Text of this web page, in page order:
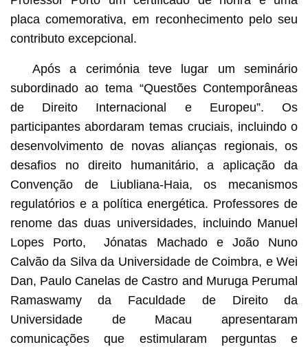
placa comemorativa, em reconhecimento pelo seu
contributo excepcional.
Após a cerimónia teve lugar um seminário
subordinado ao tema “Questões Contemporâneas
de Direito Internacional e Europeu”. Os
participantes abordaram temas cruciais, incluindo o
desenvolvimento de novas alianças regionais, os
desafios no direito humanitário, a aplicação da
Convenção de Liubliana-Haia, os mecanismos
regulatórios e a política energética. Professores de
renome das duas universidades, incluindo Manuel
Lopes Porto, Jónatas Machado e João Nuno
Calvão da Silva da Universidade de Coimbra, e Wei
Dan, Paulo Canelas de Castro and Muruga Perumal
Ramaswamy da Faculdade de Direito da
Universidade de Macau apresentaram
comunicações que estimularam perguntas e